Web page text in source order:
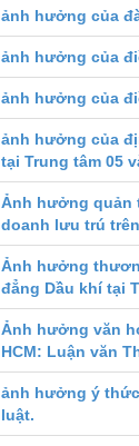
ảnh hưởng của
ảnh hưởng của
ảnh hưởng của
ảnh hưởng của
tại Trung tâm 05
Ảnh hưởng quản
doanh lưu trú
Ảnh hưởng
đẳng Dầu khí tại
Ảnh hưởng văn
HCM: Luận văn
ảnh hưởng ý
luật.